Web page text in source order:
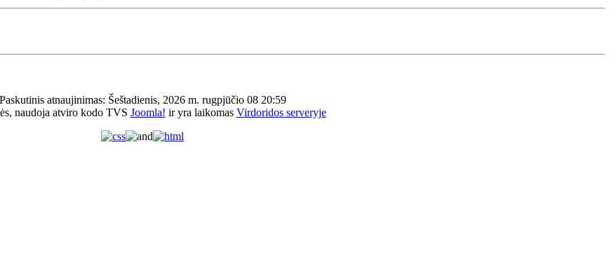
Paskutinis atnaujinimas: Šeštadienis, 2026 m. rugpjūčio 08 20:59
naudoja atviro kodo TVS Joomla! ir yra laikomas Virdoridos serveryje